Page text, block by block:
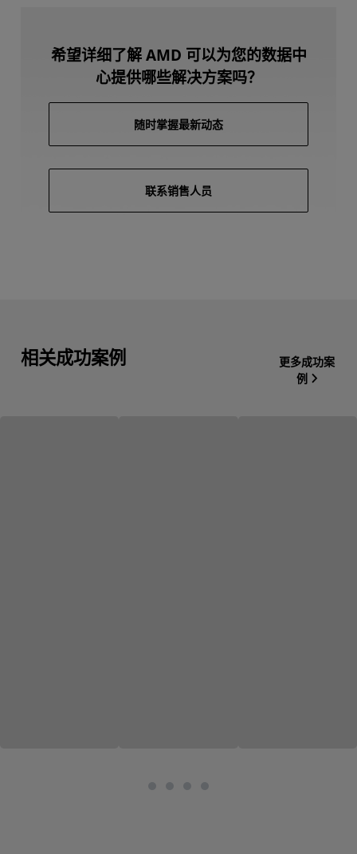
希望详细了解 AMD 可以为您的数据中
心提供哪些解决方案吗？
随时掌握最新动态
联系销售人员
相关成功案例
更多成功案
例